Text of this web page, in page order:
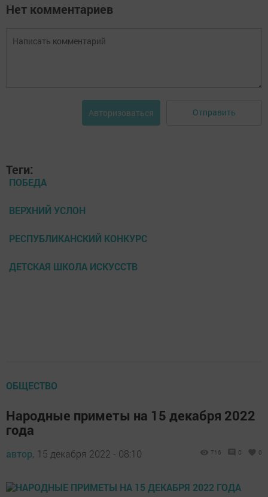
Нет комментариев
Авторизоваться Отправить
Теги:
ПОБЕДА
ВЕРХНИЙ УСЛОН
РЕСПУБЛИКАНСКИЙ КОНКУРС
ДЕТСКАЯ ШКОЛА ИСКУССТВ
ОБЩЕСТВО
Народные приметы на 15 декабря 2022
года
автор, 15 декабря 2022 - 08:10 716 0 0